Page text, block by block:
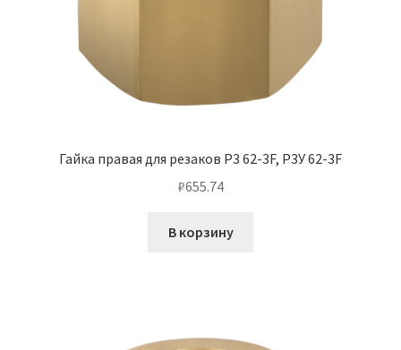
Гайка правая для резаков Р3 62-3F, Р3У 62-3F
₽655.74
В корзину